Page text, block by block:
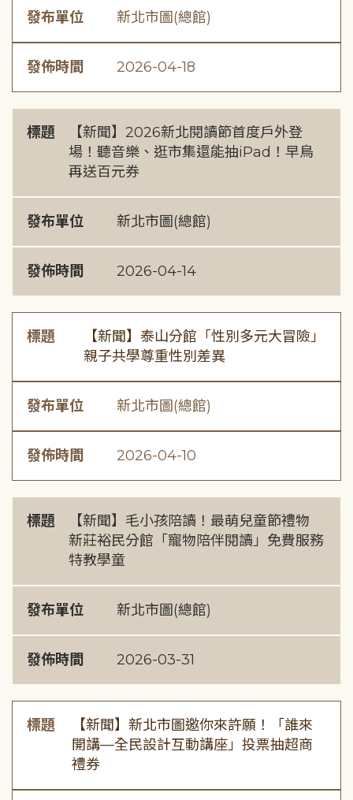
發布單位 新北市圖(總館)
發佈時間 2026-04-18
標題
【新聞】2026新北閱讀節首度戶外登
場！聽音樂、逛市集還能抽iPad！早鳥
再送百元券
發布單位 新北市圖(總館)
發佈時間 2026-04-14
標題
【新聞】泰山分館「性別多元大冒險」
親子共學尊重性別差異
發布單位 新北市圖(總館)
發佈時間 2026-04-10
標題
【新聞】毛小孩陪讀！最萌兒童節禮物
新莊裕民分館「寵物陪伴閱讀」免費服務
特教學童
發布單位 新北市圖(總館)
發佈時間 2026-03-31
標題
【新聞】新北市圖邀你來許願！「誰來
開講—全民設計互動講座」投票抽超商
禮券